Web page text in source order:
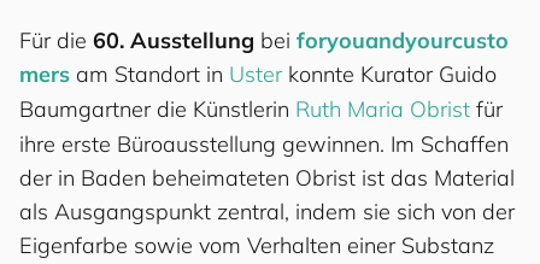
Für die 60. Ausstellung bei foryouandyourcusto
mers am Standort in Usterkonnte Kurator Guido
Baumgartner die Künstlerin Ruth Maria Obrist für
ihre erste Büroausstellung gewinnen. Im Schaffen
der in Baden beheimateten Obrist ist das Material
als Ausgangspunkt zentral, indem sie sich von der
Eigenfarbe sowie vom Verhalten einer Substanz